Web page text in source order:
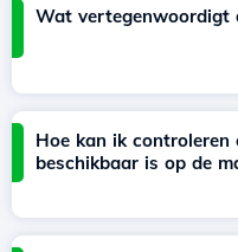
Wat vertegenwoordigt
Hoe kan ik controleren
beschikbaar is op de